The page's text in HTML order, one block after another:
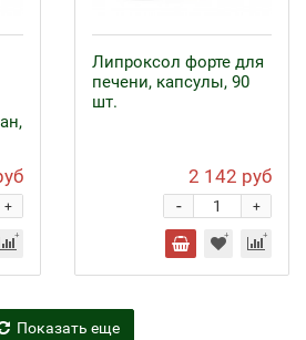
+
Липроксол форте для
печени, капсулы, 90
шт.
2 142 руб
+
-
Показать еще